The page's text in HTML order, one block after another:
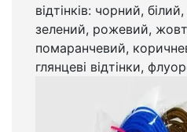
відтінків: чорний,
зелений, рожевий,
помаранчевий,
глянцеві відтінки,